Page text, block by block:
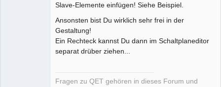
Slave-Elemente einfügen! Siehe Beispiel.
Ansonsten bist Du wirklich sehr frei in der
Gestaltung!
Ein Rechteck kannst Du dann im Schaltplaneditor
separat drüber ziehen...
Fragen zu QET gehören in dieses Forum und